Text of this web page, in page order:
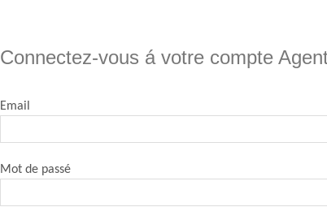
Connectez-vous á votre compte
Email
Mot de passé